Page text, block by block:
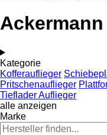
Kategorie
Kofferauflieger
Pritschenauflieger
Tieflader Auflieger
alle anzeigen
Marke